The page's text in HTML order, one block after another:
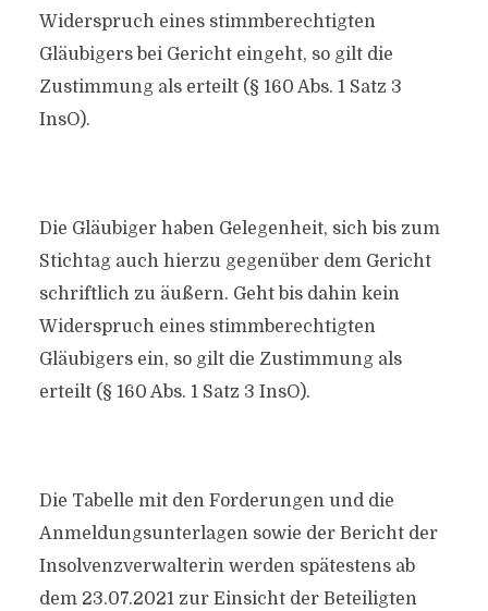
Widerspruch eines stimmberechtigten
Gläubigers bei Gericht eingeht, so gilt die
Zustimmung als erteilt (§ 160 Abs. 1 Satz 3
InsO).
Die Gläubiger haben Gelegenheit, sich bis zum
Stichtag auch hierzu gegenüber dem Gericht
schriftlich zu äußern. Geht bis dahin kein
Widerspruch eines stimmberechtigten
Gläubigers ein, so gilt die Zustimmung als
erteilt (§ 160 Abs. 1 Satz 3 InsO).
Die Tabelle mit den Forderungen und die
Anmeldungsunterlagen sowie der Bericht der
Insolvenzverwalterin werden spätestens ab
dem 23.07.2021 zur Einsicht der Beteiligten